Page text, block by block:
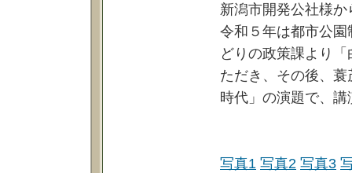
新潟市開発公社様
令和５年は都市公
どりの政策課より
ただき、その後、
時代」の演題で、
写真1 写真2 写真3